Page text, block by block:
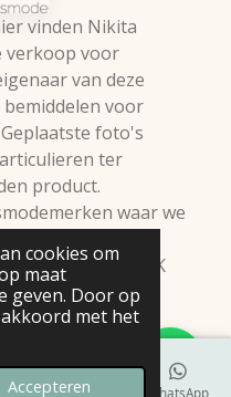
cookies om
maat
geven. Door op
akkoord met het
Accepteren
vinden Nikita
verkoop voor
van deze
voor
foto's
ter
product.
waar we
B.V. KVK
Kaart Instagram WhatsApp